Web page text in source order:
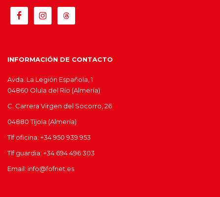
INFORMACIÓN DE CONTACTO
Avda. La Legión Española, 1
04860 Olula del Río (Almería)
C. Carrera Virgen del Socorro, 26
04880 Tíjola (Almería)
Tlf oficina: +34 950 939 953
Tlf guardia: +34 694 496 303
Email: info@fofnet.es